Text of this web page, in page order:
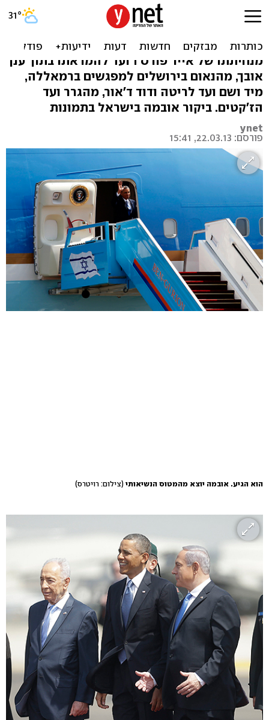
ביבי, טיטי, כל החיבוקים
והנשיקות. אלבום אובמה
מנחיתתו של אייר פורס 1 ועד להמראתו בתוך ענן
אובך, מהנאום בירושלים למפגשים ברמאללה,
מיד ושם ועד לריטה ודוד ד'אור, מהגרר ועד
הז'קטים. ביקור אובמה בישראל בתמונות
ynet
פורסם: 22.03.13, 15:41
הוא הגיע. אובמה יוצא מהמטוס הנשיאותי (צילום: רויטרס)